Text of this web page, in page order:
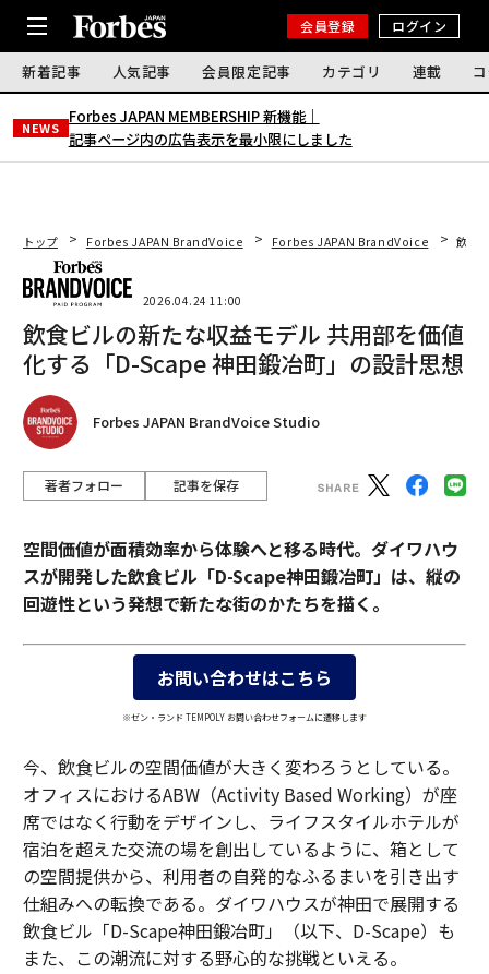
会員登録 ログイン
新着記事 人気記事 会員限定記事 カテゴリ 連載
NEWS
Forbes JAPAN MEMBERSHIP 新機能｜
記事ページ内の広告表示を最小限にしました
トップ Forbes JAPAN BrandVoice Forbes JAPAN BrandVoice 飲食
2026.04.24 11:00
飲食ビルの新たな収益モデル 共用部を価値
化する「D-Scape 神田鍛冶町」の設計思想
Forbes JAPAN BrandVoice Studio
著者フォロー 記事を保存
空間価値が面積効率から体験へと移る時代。ダイワハウ
スが開発した飲食ビル「D-Scape神田鍛冶町」は、縦の
回遊性という発想で新たな街のかたちを描く。
お問い合わせはこちら
※ゼン・ランド TEMPOLY お問い合わせフォームに遷移します
今、飲食ビルの空間価値が大きく変わろうとしている。
オフィスにおけるABW（Activity Based Working）が座
席ではなく行動をデザインし、ライフスタイルホテルが
宿泊を超えた交流の場を創出しているように、箱として
の空間提供から、利用者の自発的なふるまいを引き出す
仕組みへの転換である。ダイワハウスが神田で展開する
飲食ビル「D-Scape神田鍛冶町」（以下、D-Scape）も
また、この潮流に対する野心的な挑戦といえる。